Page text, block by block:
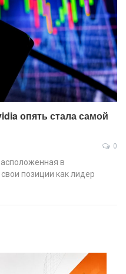
опять стала самой
0
в
позиции как лидер